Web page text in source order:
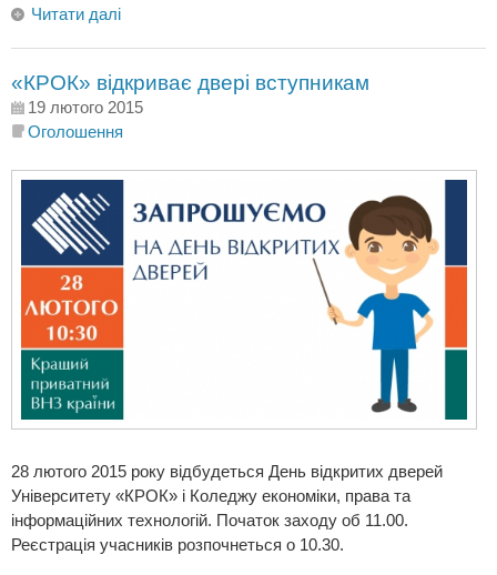
Читати далі
«КРОК» відкриває двері вступникам
19 лютого 2015
Оголошення
28 лютого 2015 року відбудеться День відкритих дверей
Університету «КРОК» і Коледжу економіки, права та
інформаційних технологій. Початок заходу об 11.00.
Реєстрація учасників розпочнеться о 10.30.